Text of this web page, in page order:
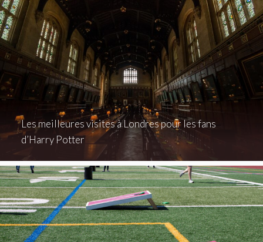
Les meilleures visites à Londres pour les fans
d’Harry Potter